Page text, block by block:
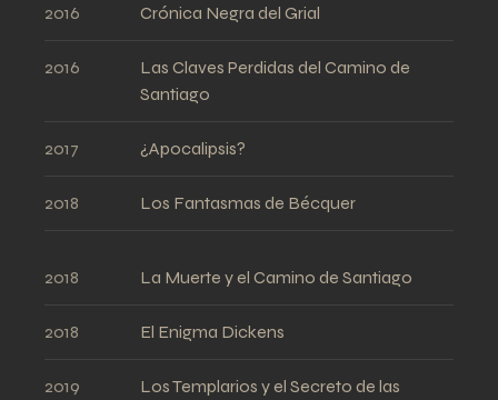
2016 Crónica Negra del Grial
2016
Las Claves Perdidas del Camino de
Santiago
2017 ¿Apocalipsis?
2018 Los Fantasmas de Bécquer
2018 La Muerte y el Camino de Santiago
2018 El Enigma Dickens
2019
Los Templarios y el Secreto de las